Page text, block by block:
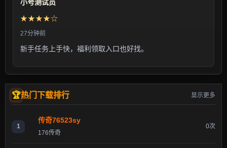
小号测试员
★★★★☆
27分钟前
新手任务上手快，福利领取入口也好找。
热门下载排行 显示更多
1
传奇76523sy
176传奇
0次